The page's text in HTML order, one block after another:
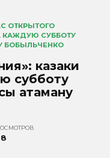
ОТКРЫТОГО
КАЖДУЮ СУББОТУ
БОБЫЛЬЧЕНКО
казаки
субботу
атаману